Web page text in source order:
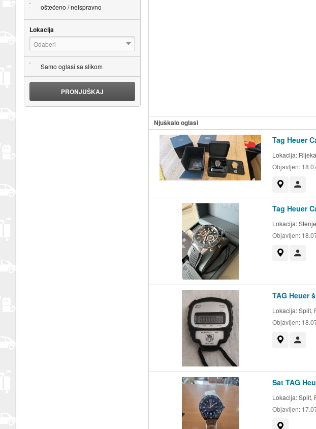
Njuškalo oglasi
Tag Heuer
Lokacija:
Objavljen:
Tag Heuer
Lokacija:
Objavljen:
TAG Heuer
Lokacija:Split,
Objavljen:
Sat TAG
Lokacija:Split,
Objavljen:
oštećeno / neispravno
Lokacija
Odaberi
Samo oglasi sa slikom
PRONJUŠKAJ